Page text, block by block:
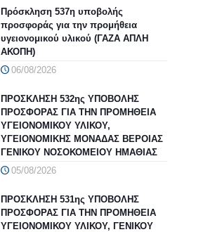
Πρόσκληση 537η υποβολής
προσφοράς για την προμήθεια
υγειονομικού υλικού (ΓΑΖΑ ΑΠΛΗ
ΑΚΟΠΗ)
06/08/2026
ΠΡΟΣΚΛΗΣΗ 532ης ΥΠΟΒΟΛΗΣ
ΠΡΟΣΦΟΡΑΣ ΓΙΑ ΤΗΝ ΠΡΟΜΗΘΕΙΑ
ΥΓΕΙΟΝΟΜΙΚΟΥ ΥΛΙΚΟΥ,
ΥΓΕΙΟΝΟΜΙΚΗΣ ΜΟΝΑΔΑΣ ΒΕΡΟΙΑΣ
ΓΕΝΙΚΟΥ ΝΟΣΟΚΟΜΕΙΟΥ ΗΜΑΘΙΑΣ
05/08/2026
ΠΡΟΣΚΛΗΣΗ 531ης ΥΠΟΒΟΛΗΣ
ΠΡΟΣΦΟΡΑΣ ΓΙΑ ΤΗΝ ΠΡΟΜΗΘΕΙΑ
ΥΓΕΙΟΝΟΜΙΚΟΥ ΥΛΙΚΟΥ, ΓΕΝΙΚΟΥ